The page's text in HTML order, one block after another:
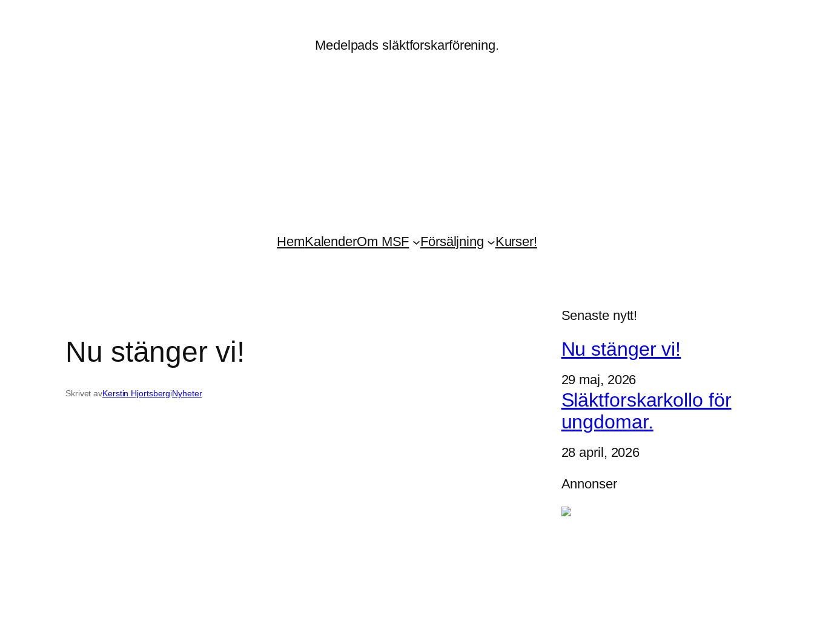
Medelpads släktforskarförening.
HemKalenderOm MSF Försäljning Kurser!
Nu stänger vi!
Skrivet avKerstin HjortsbergiNyheter
Senaste nytt!
Nu stänger vi!
29 maj, 2026
Släktforskarkollo för
ungdomar.
28 april, 2026
Annonser